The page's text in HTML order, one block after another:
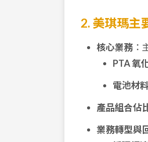
2. 美琪瑪主
核心業務 ：
PTA 氧
電池材料
產品組合佔
業務轉型與